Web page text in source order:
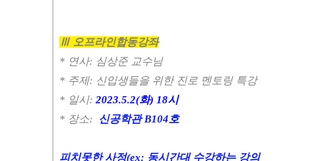
Ⅲ 오프라인합동강좌
* 연사: 심상준 교수님
* 주제: 신입생들을 위한 진로 멘토링 특강
* 일시: 2023.5.2(화) 18시
* 장소: 신공학관 B104호
피치못한 사정(ex: 동시간대 수강하는 강의